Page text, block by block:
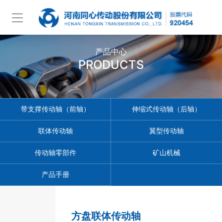
产品中心
PRODUCTS
带支撑传动轴（前轴） 伸缩式传动轴（后轴）
联体传动轴 翼型传动轴
传动轴零部件 矿山机械
产品手册
方盘联体传动轴